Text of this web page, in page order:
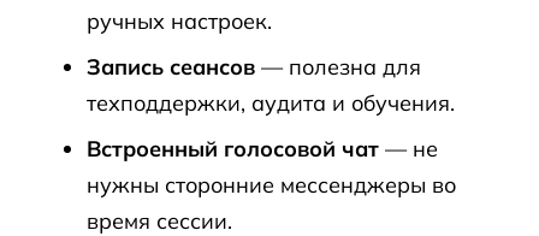
ручных настроек.
Запись сеансов — полезна для
техподдержки, аудита и обучения.
Встроенный голосовой чат — не
нужны сторонние мессенджеры во
время сессии.